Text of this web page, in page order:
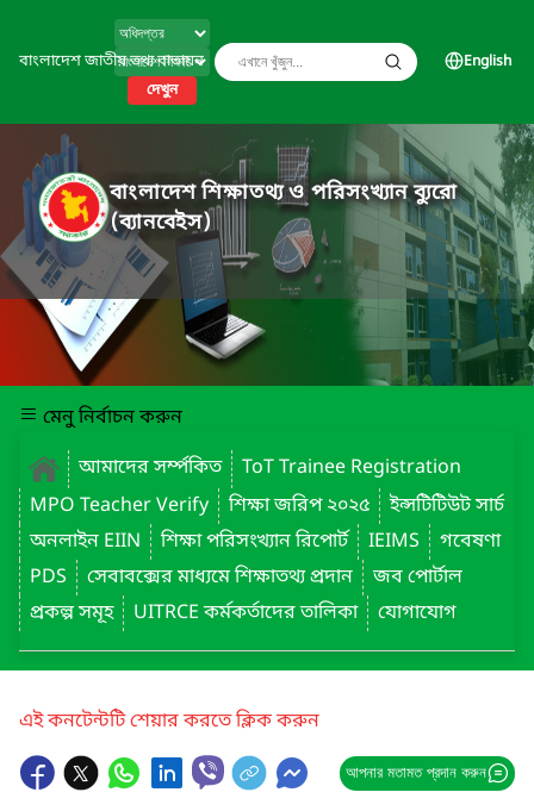
বাংলাদেশ জাতীয় তথ্য বাতায়ন
দেখুন
English
বাংলাদেশ শিক্ষাতথ্য ও পরিসংখ্যান ব্যুরো
(ব্যানবেইস)
মেনু নির্বাচন করুন
আমাদের সর্ম্পকিত
ToT Trainee Registration
MPO Teacher Verify
শিক্ষা জরিপ ২০২৫
ইন্সটিটিউট সার্চ
অনলাইন EIIN
শিক্ষা পরিসংখ্যান রিপোর্ট IEIMS
গবেষণা
PDS
সেবাবক্সের মাধ্যমে শিক্ষাতথ্য প্রদান
জব পোর্টাল
প্রকল্প সমূহ
UITRCE কর্মকর্তাদের তালিকা যোগাযোগ
এই কনটেন্টটি শেয়ার করতে ক্লিক করুন
আপনার মতামত প্রদান করুন